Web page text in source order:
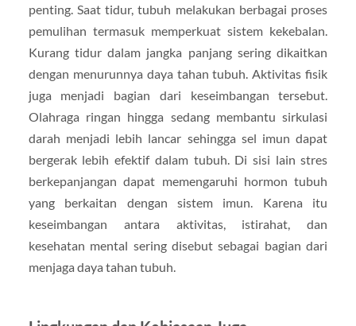
penting. Saat tidur, tubuh melakukan berbagai proses
pemulihan termasuk memperkuat sistem kekebalan.
Kurang tidur dalam jangka panjang sering dikaitkan
dengan menurunnya daya tahan tubuh. Aktivitas fisik
juga menjadi bagian dari keseimbangan tersebut.
Olahraga ringan hingga sedang membantu sirkulasi
darah menjadi lebih lancar sehingga sel imun dapat
bergerak lebih efektif dalam tubuh. Di sisi lain stres
berkepanjangan dapat memengaruhi hormon tubuh
yang berkaitan dengan sistem imun. Karena itu
keseimbangan antara aktivitas, istirahat, dan
kesehatan mental sering disebut sebagai bagian dari
menjaga daya tahan tubuh.